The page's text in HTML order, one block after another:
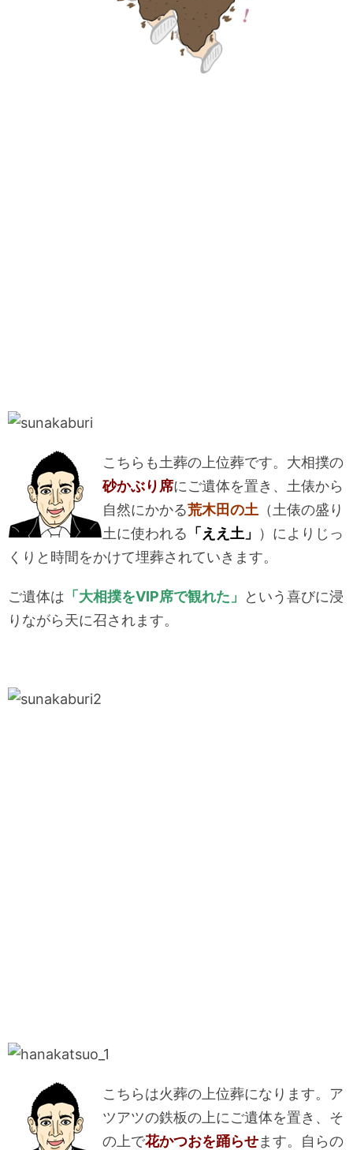
こちらも土葬の上位葬です。大相撲の
砂かぶり席にご遺体を置き、土俵から
自然にかかる荒木田の土 （土俵の盛り
土に使われる 「ええ土」
）によりじっ
くりと時間をかけて埋葬されていきます。
ご遺体は 「大相撲をVIP席で観れた」
という喜びに浸
りながら天に召されます。
こちらは火葬の上位葬になります。ア
ツアツの鉄板の上にご遺体を置き、そ
の上で花かつおを踊らせます。自らの